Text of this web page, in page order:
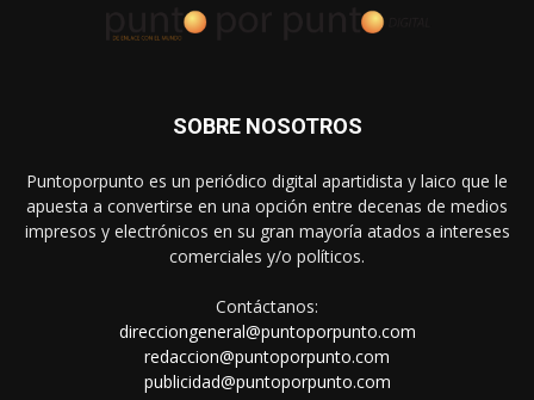
SOBRE NOSOTROS
Puntoporpunto es un periódico digital apartidista y laico que le
apuesta a convertirse en una opción entre decenas de medios
impresos y electrónicos en su gran mayoría atados a intereses
comerciales y/o políticos.
Contáctanos:
direcciongeneral@puntoporpunto.com
redaccion@puntoporpunto.com
publicidad@puntoporpunto.com